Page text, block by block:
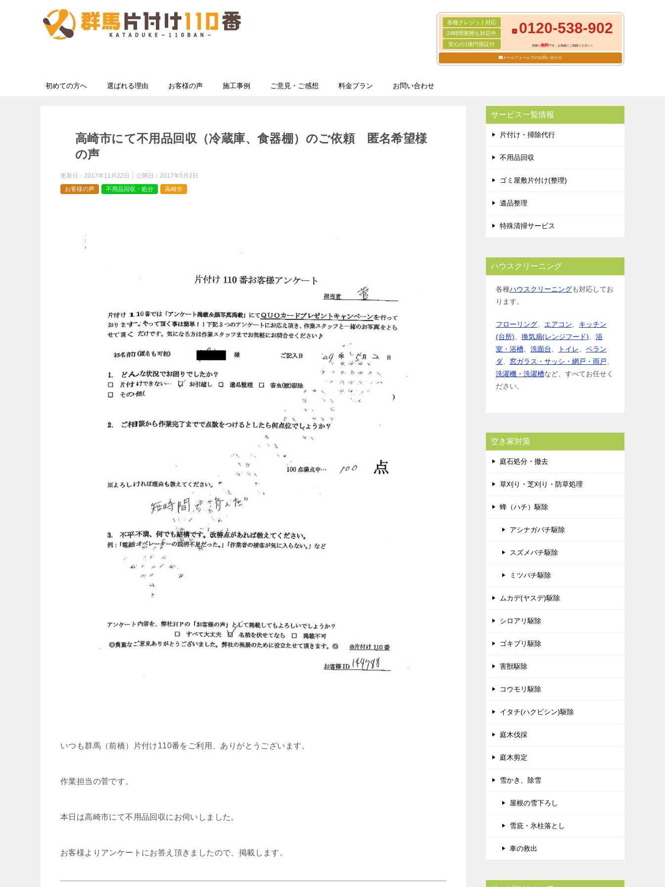
各種クレジット対応
24時間夜間も対応中
安心の1億円保証付
0120-538-902
見積り無料です。お気軽にご相談ください！
メールフォームでのお問い合わせ
初めての方へ 選ばれる理由 お客様の声 施工事例 ご意見・ご感想 料金プラン お問い合わせ
高崎市にて不用品回収（冷蔵庫、食器棚）のご依頼 匿名希望様
の声
更新日： 2017年11月22日 公開日： 2017年5月2日
お客様の声
不用品回収・処分 高崎市
いつも群馬（前橋）片付け110番をご利用、ありがとうございます。
作業担当の菅です。
本日は高崎市にて不用品回収にお伺いしました。
お客様よりアンケートにお答え頂きましたので、掲載します。
サービス一覧情報
片付け・掃除代行
不用品回収
ゴミ屋敷片付け(整理)
遺品整理
特殊清掃サービス
ハウスクリーニング
各種ハウスクリーニングも対応してお
ります。
フローリング エアコン
キッチン
(台所)
換気扇(レンジフード)
浴
室・浴槽
洗面台 トイレ
ベラン
ダ
窓ガラス・サッシ・網戸・雨戸
洗濯機・洗濯槽など、すべてお任せく
ださい。
空き家対策
庭石処分・撤去
草刈り・芝刈り・防草処理
蜂（ハチ）駆除
アシナガバチ駆除
スズメバチ駆除
ミツバチ駆除
ムカデ(ヤスデ)駆除
シロアリ駆除
ゴキブリ駆除
害獣駆除
コウモリ駆除
イタチ(ハクビシン)駆除
庭木伐採
庭木剪定
雪かき、除雪
屋根の雪下ろし
雪庇・氷柱落とし
車の救出